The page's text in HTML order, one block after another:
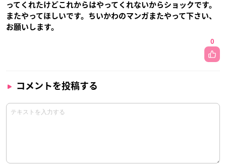
ってくれたけどこれからはやってくれないからショックです。
またやってほしいです。ちいかわのマンガまたやって下さい、
お願いします。
0
コメントを投稿する